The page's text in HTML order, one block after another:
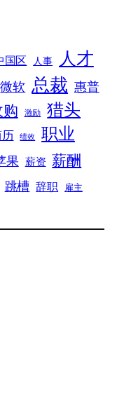
国区 人事 人才
微软 总裁 惠普
激励 猎头
绩效 职业
果 薪资 薪酬
跳槽 辞职 雇主